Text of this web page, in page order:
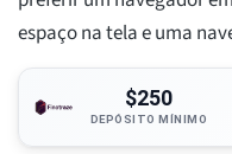
espaço na tela e uma
$250
DEPÓSITO MÍNIMO